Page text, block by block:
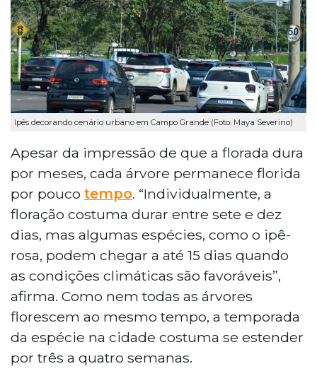
Ipês decorando cenário urbano em Campo Grande (Foto: Maya Severino)
Apesar da impressão de que a florada dura
por meses, cada árvore permanece florida
por pouco tempo. “Individualmente, a
floração costuma durar entre sete e dez
dias, mas algumas espécies, como o ipê-
rosa, podem chegar a até 15 dias quando
as condições climáticas são favoráveis”,
afirma. Como nem todas as árvores
florescem ao mesmo tempo, a temporada
da espécie na cidade costuma se estender
por três a quatro semanas.